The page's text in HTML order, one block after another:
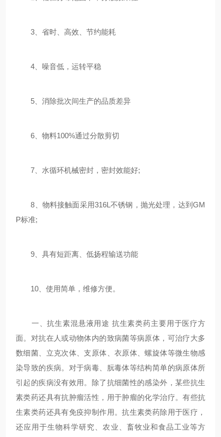
3、省时、高效、节约能耗
4、噪音低，运转平稳
5、消除批次间生产的品质差异
6、物料100%通过分散剪切
7、水循环机械密封，密封效能好;
8、物料接触面采用316L不锈钢，抛光处理，达到GM
P标准;
9、具有短距离、低扬程输送功能
10、使用简单，维修方便。
一、抗生素混悬液用途 抗生素类药主要用于医疗方
面。对抗在人或动物体内的致病菌等病原体，可治疗大多
数细菌、立克次体、支原体、衣原体、螺旋体等微生物感
染导致的疾病。对于病毒、朊毒体等结构简单的病原体所
引起的疾病没有效用。除了抗细菌性的感染外，某些抗生
素类药还具有抗肿瘤活性，用于肿瘤的化学治疗。有些抗
生素类药还具有免疫抑制作用。抗生素类药除用于医疗，
还应用于生物科学研究、农业、畜牧业和食品工业等方